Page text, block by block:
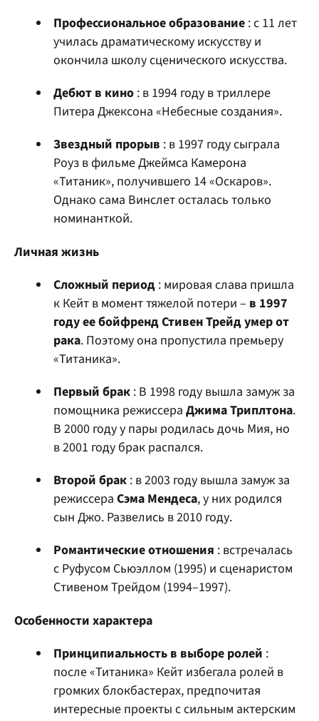
Профессиональное образование : с 11 лет
училась драматическому искусству и
окончила школу сценического искусства.
Дебют в кино : в 1994 году в триллере
Питера Джексона «Небесные создания».
Звездный прорыв : в 1997 году сыграла
Роуз в фильме Джеймса Камерона
«Титаник», получившего 14 «Оскаров».
Однако сама Винслет осталась только
номинанткой.
Личная жизнь
Сложный период : мировая слава пришла
к Кейт в момент тяжелой потери – в 1997
году ее бойфренд Стивен Трейд умер от
рака. Поэтому она пропустила премьеру
«Титаника».
Первый брак : В 1998 году вышла замуж за
помощника режиссера Джима Триплтона.
В 2000 году у пары родилась дочь Мия, но
в 2001 году брак распался.
Второй брак : в 2003 году вышла замуж за
режиссера Сэма Мендеса, у них родился
сын Джо. Развелись в 2010 году.
Романтические отношения : встречалась
с Руфусом Сьюэллом (1995) и сценаристом
Стивеном Трейдом (1994–1997).
Особенности характера
Принципиальность в выборе ролей :
после «Титаника» Кейт избегала ролей в
громких блокбастерах, предпочитая
интересные проекты с сильным актерским